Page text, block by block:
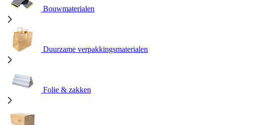
Bouwmaterialen
Duurzame verpakkingsmaterialen
Folie & zakken